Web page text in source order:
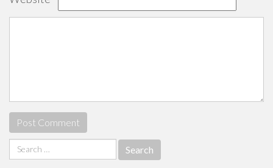
Search
for: